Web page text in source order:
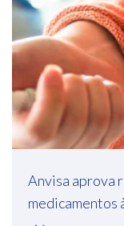
Anvisa aprova
medicamentos